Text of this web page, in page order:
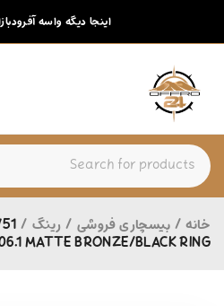
اینجا دیگه واسه
خانه / بیسچاری فروشی / رینگ /
MATTE BRONZE/BLACK RING